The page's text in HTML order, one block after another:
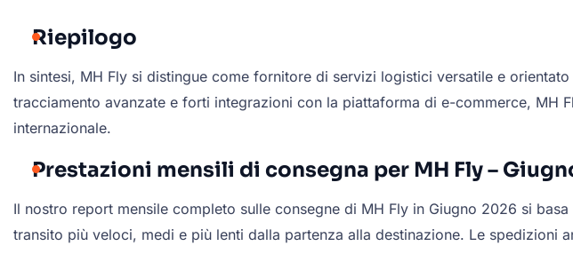
Riepilogo
In sintesi, MH Fly si distingue come fornitore di servizi logistici versatile e
tracciamento avanzate e forti integrazioni con la piattaforma di e-commerce,
internazionale.
Prestazioni mensili di consegna per MH Fly –
Il nostro report mensile completo sulle consegne di MH Fly in Giugno 2026 si
transito più veloci, medi e più lenti dalla partenza alla destinazione. Le spedizioni